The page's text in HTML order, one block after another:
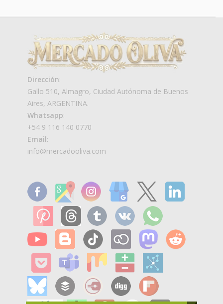
Dirección:
Gallo 510, Almagro, Ciudad Autónoma de Buenos
Aires, ARGENTINA.
Whatsapp:
+54 9 116 140 0770
Email:
info@mercadooliva.com